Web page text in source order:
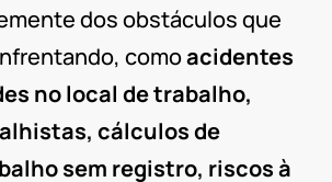
dos obstáculos que
comoacidentes
no local de trabalho,
cálculos de
sem registro, riscos à